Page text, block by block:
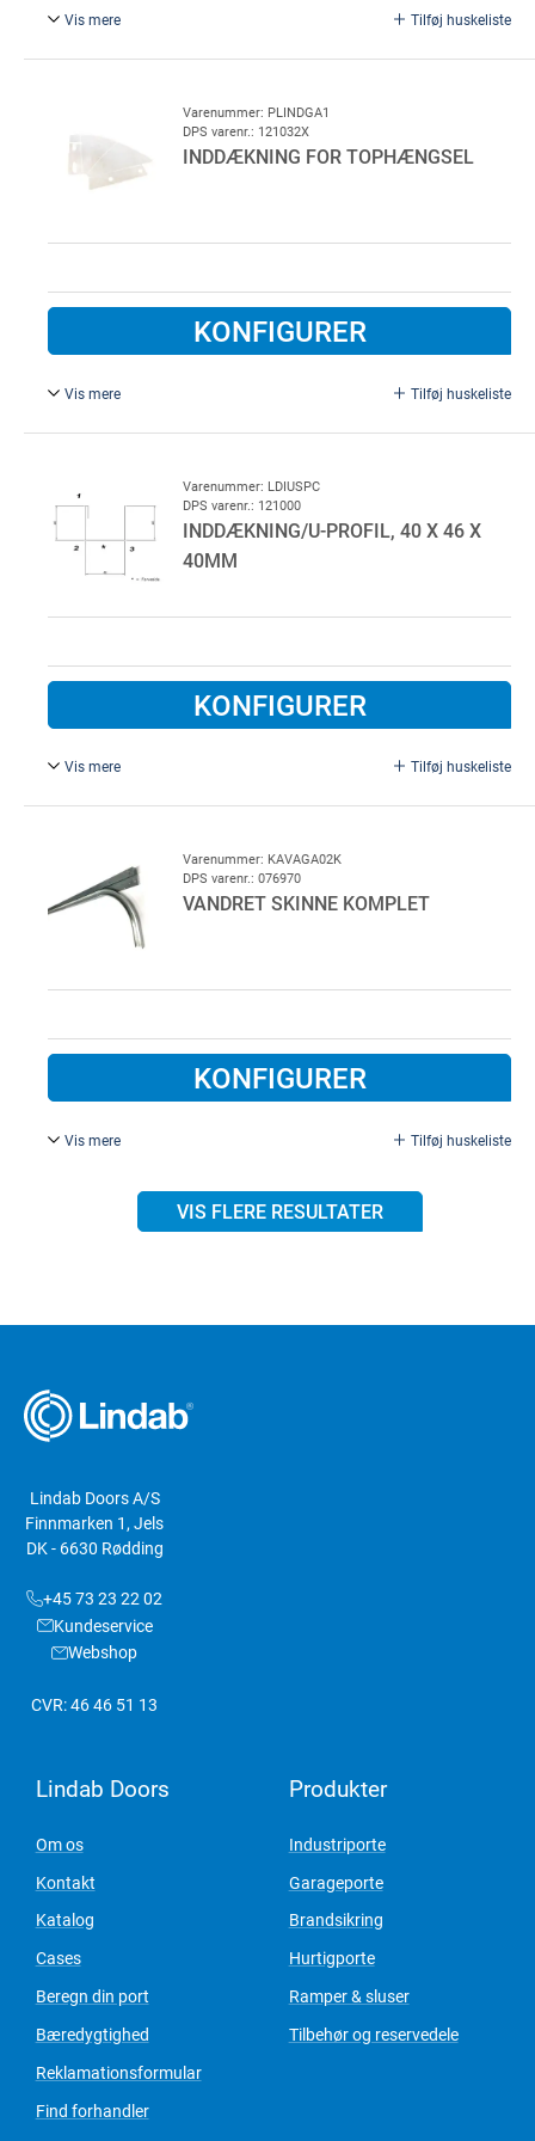
Vis mere Tilføj huskeliste
Varenummer: PLINDGA1
DPS varenr.: 121032X
INDDÆKNING FOR TOPHÆNGSEL
KONFIGURER
Vis mere Tilføj huskeliste
Varenummer: LDIUSPC
DPS varenr.: 121000
INDDÆKNING/U-PROFIL, 40 X 46 X
40MM
KONFIGURER
Vis mere Tilføj huskeliste
Til overfelt for garageport. Ej standard farve
Varenummer: KAVAGA02K
DPS varenr.: 076970
VANDRET SKINNE KOMPLET
KONFIGURER
Vis mere Tilføj huskeliste
VIS FLERE RESULTATER
Lindab Doors A/S
Finnmarken 1, Jels
DK - 6630 Rødding
+45 73 23 22 02
Kundeservice
Webshop
CVR: 46 46 51 13
Lindab Doors
Om os
Kontakt
Katalog
Cases
Beregn din port
Bæredygtighed
Reklamationsformular
Find forhandler
Produkter
Industriporte
Garageporte
Brandsikring
Hurtigporte
Ramper & sluser
Tilbehør og reservedele